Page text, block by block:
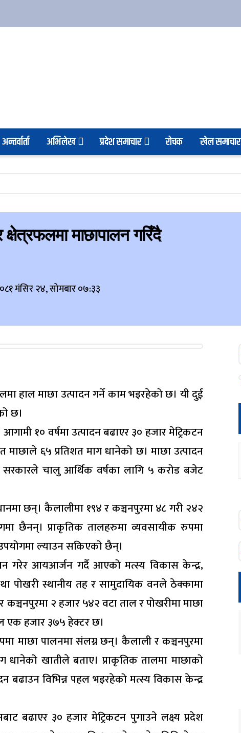
अन्तर्वार्ता अभिलेख प्रदेश समाचार रोचक खेल समाचार
माछापालन गरिँदै
मंसिर २४, सोमबार ०७:३३
हाल माछा उत्पादन गर्ने काम भइरहेको छ। यी दुई
छ।
१० वर्षमा उत्पादन बढाएर ३० हजार मेट्रिकटन
माछाले ६५ प्रतिशत माग धानेको छ। माछा उत्पादन
सरकारले चालु आर्थिक वर्षका लागि ५ करोड बजेट
छन्। कैलालीमा १९४ र कञ्चनपुरमा ४८ गरी २४२
छैनन्। प्राकृतिक तालहरुमा व्यवसायीक रुपमा
ल्याउन सकिएको छैन्।
गरेर आयआर्जन गर्दै आएको मत्स्य विकास केन्द्र,
पोखरी स्थानीय तह र सामुदायिक वनले ठेक्कामा
२ हजार ५४२ वटा ताल र पोखरीमा माछा
एक हजार ३७५ हेक्टर छ।
माछा पालनमा संलग्न छन्। कैलाली र कञ्चनपुरमा
धानेको खातीले बताए। प्राकृतिक तालमा माछाको
बढाउन विभिन्न पहल भइरहेको मत्स्य विकास केन्द्र
बढाएर ३० हजार मेट्रिकटन पुगाउने लक्ष्य प्रदेश